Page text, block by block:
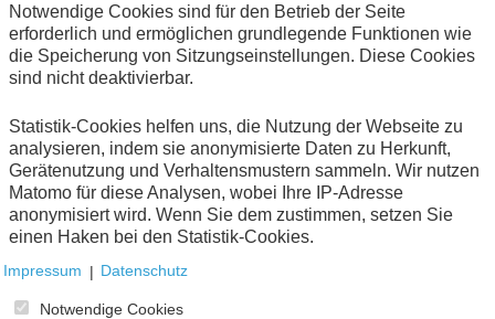
Digitalisierung & Modernisierung
Rechnungslegung & Steuern
Informationswirtschaft
Bescheinigungen
Keine Nachrichten verfügbar.
Notwendige Cookies sind für den Betrieb der Seite
erforderlich und ermöglichen grundlegende Funktionen wie
die Speicherung von Sitzungseinstellungen. Diese Cookies
sind nicht deaktivierbar.
Statistik-Cookies helfen uns, die Nutzung der Webseite zu
analysieren, indem sie anonymisierte Daten zu Herkunft,
Gerätenutzung und Verhaltensmustern sammeln. Wir nutzen
Matomo für diese Analysen, wobei Ihre IP-Adresse
anonymisiert wird. Wenn Sie dem zustimmen, setzen Sie
einen Haken bei den Statistik-Cookies.
Impressum | Datenschutz
Notwendige Cookies